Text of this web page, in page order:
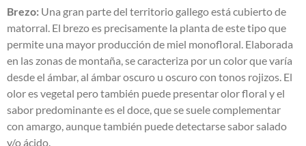
Brezo: Una gran parte del territorio gallego está cubierto de
matorral. El brezo es precisamente la planta de este tipo que
permite una mayor producción de miel monofloral. Elaborada
en las zonas de montaña, se caracteriza por un color que varía
desde el ámbar, al ámbar oscuro u oscuro con tonos rojizos. El
olor es vegetal pero también puede presentar olor floral y el
sabor predominante es el doce, que se suele complementar
con amargo, aunque también puede detectarse sabor salado
y/o ácido.